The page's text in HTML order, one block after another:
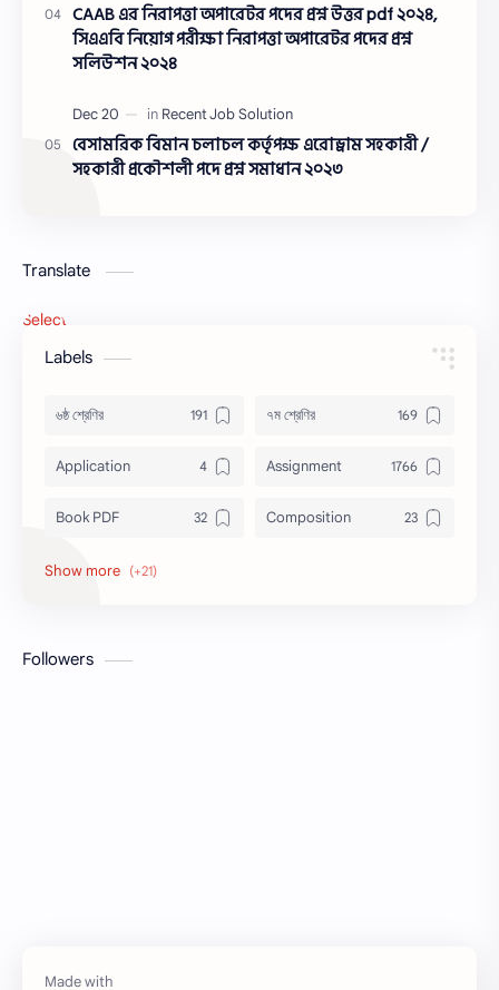
CAAB এর নিরাপত্তা অপারেটর পদের প্রশ্ন উত্তর pdf ২০২৪,
সিএএবি নিয়োগ পরীক্ষা নিরাপত্তা অপারেটর পদের প্রশ্ন
সলিউশন ২০২৪
বেসামরিক বিমান চলাচল কর্তৃপক্ষ এরোড্রাম সহকারী /
সহকারী প্রকৌশলী পদে প্রশ্ন সমাধান ২০২৩
Translate
Select Language
Labels
৬ষ্ঠ শ্রেণির ৭ম শ্রেণির
Application Assignment
Book PDF Composition
Honors
Model Test
প্রতিবেদন
Followers